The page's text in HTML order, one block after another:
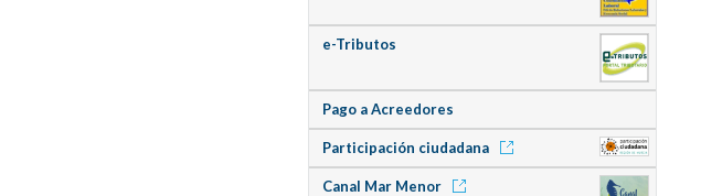
e-Tributos
Pago a Acreedores
Participación ciudadana
Canal Mar Menor